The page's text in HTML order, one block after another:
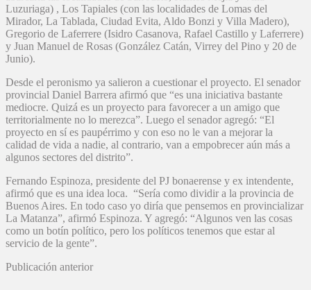
Luzuriaga) , Los Tapiales (con las localidades de Lomas del
Mirador, La Tablada, Ciudad Evita, Aldo Bonzi y Villa Madero),
Gregorio de Laferrere (Isidro Casanova, Rafael Castillo y Laferrere)
y Juan Manuel de Rosas (González Catán, Virrey del Pino y 20 de
Junio).
Desde el peronismo ya salieron a cuestionar el proyecto. El senador
provincial Daniel Barrera afirmó que “es una iniciativa bastante
mediocre. Quizá es un proyecto para favorecer a un amigo que
territorialmente no lo merezca”. Luego el senador agregó: “El
proyecto en sí es paupérrimo y con eso no le van a mejorar la
calidad de vida a nadie, al contrario, van a empobrecer aún más a
algunos sectores del distrito”.
Fernando Espinoza, presidente del PJ bonaerense y ex intendente,
afirmó que es una idea loca. “Sería como dividir a la provincia de
Buenos Aires. En todo caso yo diría que pensemos en provincializar
La Matanza”, afirmó Espinoza. Y agregó: “Algunos ven las cosas
como un botín político, pero los políticos tenemos que estar al
servicio de la gente”.
Publicación anterior